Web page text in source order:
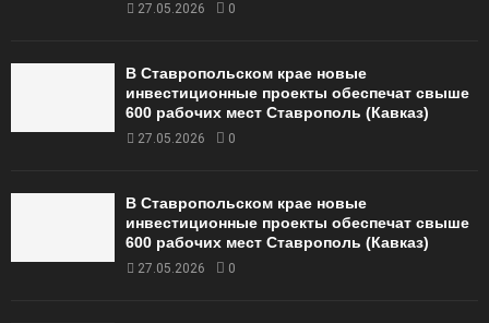
27.05.2026 0
В Ставропольском крае новые
инвестиционные проекты обеспечат свыше
600 рабочих мест Ставрополь (Кавказ)
27.05.2026 0
В Ставропольском крае новые
инвестиционные проекты обеспечат свыше
600 рабочих мест Ставрополь (Кавказ)
27.05.2026 0